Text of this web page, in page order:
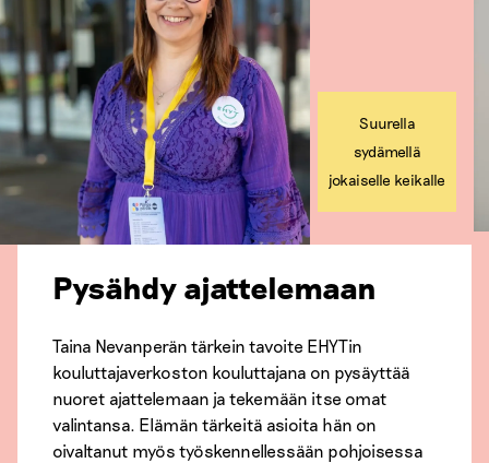
Pysähdy ajattelemaan
Taina Nevanperän tärkein tavoite EHYTin
kouluttajaverkoston kouluttajana on pysäyttää
nuoret ajattelemaan ja tekemään itse omat
valintansa. Elämän tärkeitä asioita hän on
oivaltanut myös työskennellessään pohjoisessa
Suurella
sydämellä
jokaiselle keikalle